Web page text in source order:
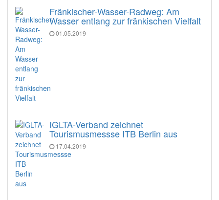
Fränkischer-Wasser-Radweg: Am
Wasser entlang zur fränkischen Vielfalt
01.05.2019
IGLTA-Verband zeichnet
Tourismusmessse ITB Berlin aus
17.04.2019